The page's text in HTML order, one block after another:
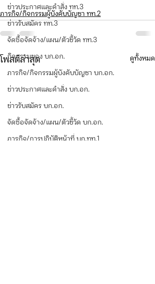
ข่าวประกาศและคำสั่ง ทท.3
ข่าวรับสมัคร ทท.3
จัดซื้อจัดจ้าง/แผน/ตัวชี้วัด ทท.3
กิจกรรมของ บก.อก.
ภารกิจ/กิจกรรมผู้บังคับบัญชา บก.อก.
ข่าวประกาศและคำสั่ง บก.อก.
ข่าวรับสมัคร บก.อก.
จัดซื้อจัดจ้าง/แผน/ตัวชี้วัด บก.อก.
ภารกิจ/การปฏิบัติหน้าที่ บก.ทท.1
ภารกิจ/กิจกรรมผู้บังคับบัญชา ทท.2
โพสต์ล่าสุด ดูทั้งหมด